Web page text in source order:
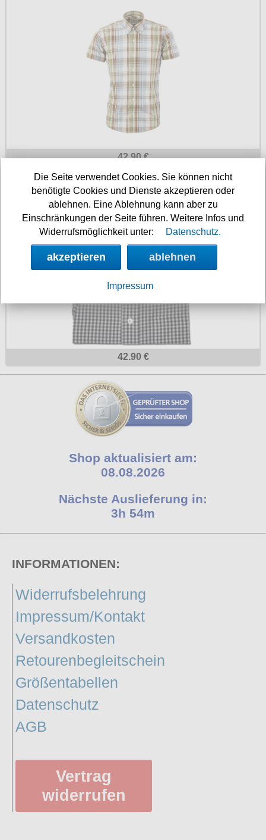
Petticoats
Poloshirts
T-Shirts
Begriffe
Dobermann
Hot Rod
Nordische Götterwelt
Ostzone
Punkrock
Rockabilly
Wikinger
42.90 €
RELCO London Button Down Kurzarmhemd
42.90 €
Shop aktualisiert am:
08.08.2026
Nächste Auslieferung in:
3h 54m
INFORMATIONEN:
Widerrufsbelehrung
Impressum/Kontakt
Versandkosten
Retourenbegleitschein
Größentabellen
Datenschutz
AGB
Vertrag
widerrufen
Die Seite verwendet Cookies. Sie können nicht
benötigte Cookies und Dienste akzeptieren oder
ablehnen. Eine Ablehnung kann aber zu
Einschränkungen der Seite führen. Weitere Infos und
Widerrufsmöglichkeit unter:
Datenschutz.
akzeptieren ablehnen
Impressum